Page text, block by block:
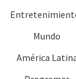
Mundo
América